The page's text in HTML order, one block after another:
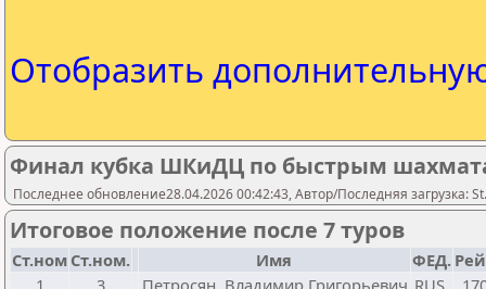
Отобразить
Финал кубка ШКиДЦ по быстрым
Последнее обновление28.04.2026 00:42:43, Автор/Последняя загрузка:
Итоговое положение после 7 туров
Ст.ном Ст.ном. Имя ФЕД.
1
3 Петросян, Владимир Григорьевич RUS